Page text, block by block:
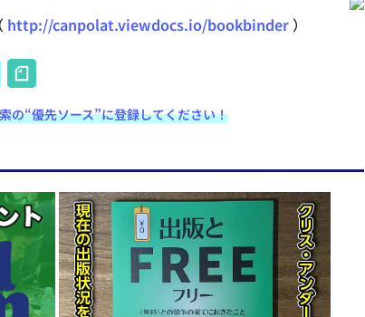
http://canpolat.viewdocs.io/bookbinder ）
H
at
e
n
a
の“優先ソース”に登録してください！